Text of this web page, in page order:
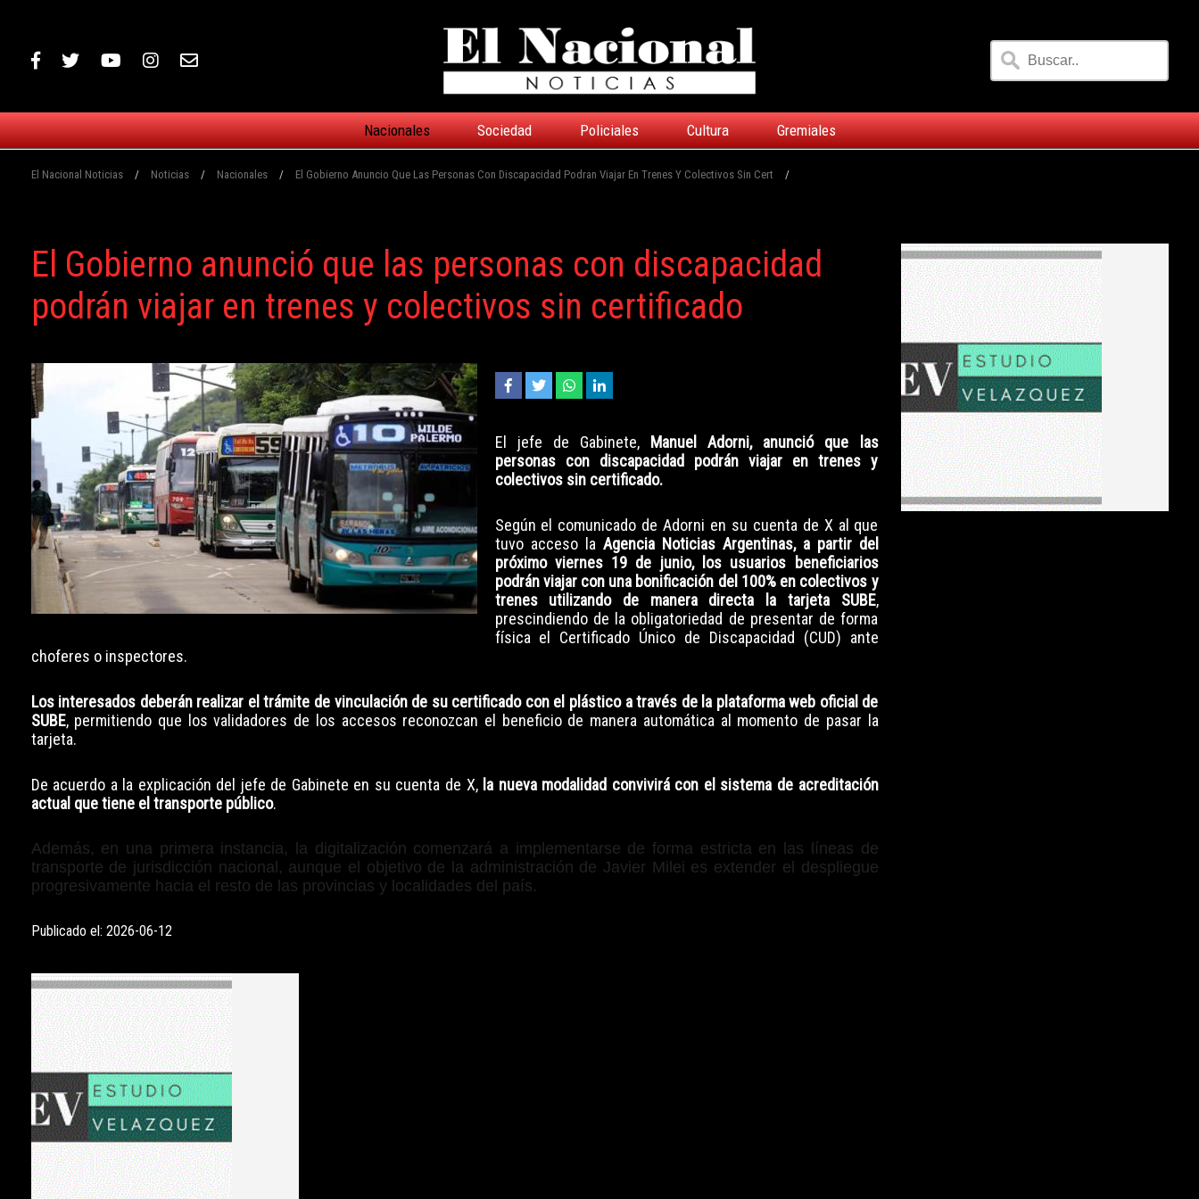
Nacionales Sociedad Policiales Cultura Gremiales
El Nacional Noticias / Noticias / Nacionales / El Gobierno Anuncio Que Las Personas Con Discapacidad Podran Viajar En Trenes Y Colectivos Sin Cert /
El Gobierno anunció que las personas con discapacidad
podrán viajar en trenes y colectivos sin certificado
El jefe de Gabinete,Manuel Adorni, anunció que las
personas con discapacidad podrán viajar en trenes y
colectivos sin certificado.
Según el comunicado de Adorni en su cuenta de X al que
tuvo acceso la Agencia Noticias Argentinas, a partir del
próximo viernes 19 de junio, los usuarios beneficiarios
podrán viajar con una bonificación del 100% en colectivos y
trenes utilizando de manera directa la tarjeta SUBE,
prescindiendo de la obligatoriedad de presentar de forma
física el Certificado Único de Discapacidad (CUD) ante
choferes o inspectores.
Los interesados deberán realizar el trámite de vinculación de su certificado con el plástico a través de la plataforma web oficial de
SUBE, permitiendo que los validadores de los accesos reconozcan el beneficio de manera automática al momento de pasar la
tarjeta.
De acuerdo a la explicación del jefe de Gabinete en su cuenta de X, la nueva modalidad convivirá con el sistema de acreditación
actual que tiene el transporte público.
Además, en una primera instancia, la digitalización comenzará a implementarse de forma estricta en las líneas de
transporte de jurisdicción nacional, aunque el objetivo de la administración de Javier Milei es extender el despliegue
progresivamente hacia el resto de las provincias y localidades del país.
Publicado el: 2026-06-12